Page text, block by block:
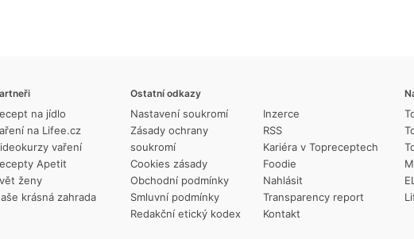
na jídlo
na Lifee.cz
vaření
Apetit
ženy
krásná zahrada
Ostatní odkazy
Nastavení soukromí
Zásady ochrany
soukromí
Cookies zásady
Obchodní podmínky
Smluvní podmínky
Redakční etický kodex
Inzerce
RSS
Kariéra v Topreceptech
Foodie
Nahlásit
Transparency report
Kontakt